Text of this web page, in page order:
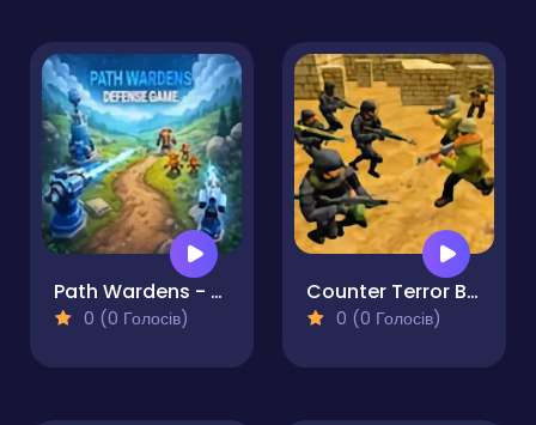
Path Wardens - Defense Game
0 (0 Голосів)
Counter Terror Battle Simulator
0 (0 Голосів)